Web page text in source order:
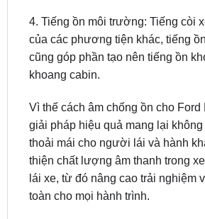
4. Tiếng ồn môi trường: Tiếng còi
của các phương tiện khác, tiếng
cũng góp phần tạo nên tiếng ồn
khoang cabin.
Vì thế cách âm chống ồn cho Ford
giải pháp hiệu quả mang lại
thoải mái cho người lái và hành
thiện chất lượng âm thanh trong
lái xe, từ đó nâng cao trải nghiệm
toàn cho mọi hành trình.